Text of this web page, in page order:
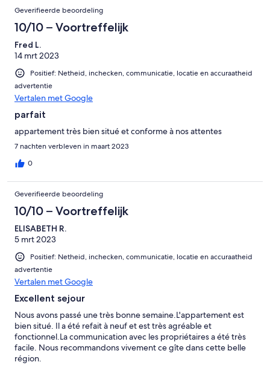
Geverifieerde beoordeling
10/10 – Voortreffelijk
Fred L.
14 mrt 2023
Positief: Netheid, inchecken, communicatie, locatie en accuraatheid
advertentie
Vertalen met Google
parfait
appartement très bien situé et conforme à nos attentes
7 nachten verbleven in maart 2023
0
Geverifieerde beoordeling
10/10 – Voortreffelijk
ELISABETH R.
5 mrt 2023
Positief: Netheid, inchecken, communicatie, locatie en accuraatheid
advertentie
Vertalen met Google
Excellent sejour
Nous avons passé une très bonne semaine.L'appartement est
bien situé. Il a été refait à neuf et est très agréable et
fonctionnel.La communication avec les propriétaires a été très
facile. Nous recommandons vivement ce gîte dans cette belle
région.